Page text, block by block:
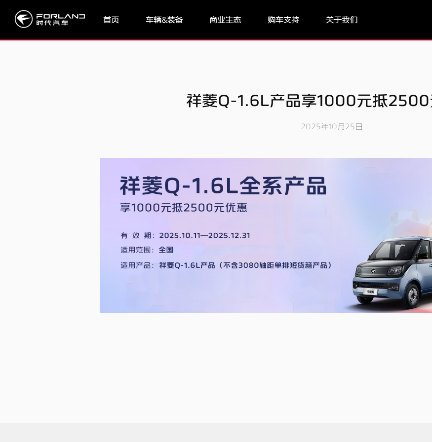
首页 车辆&装备 商业生态 购车支持 关于我们
祥菱Q-1.6L产品享1000元抵2500
2025年10月25日